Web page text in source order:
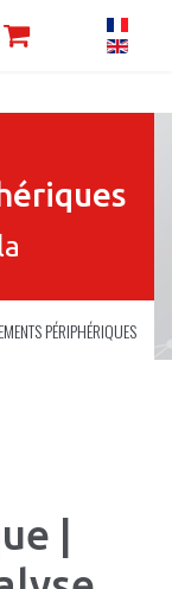
PÉRIPHÉRIQUES
|